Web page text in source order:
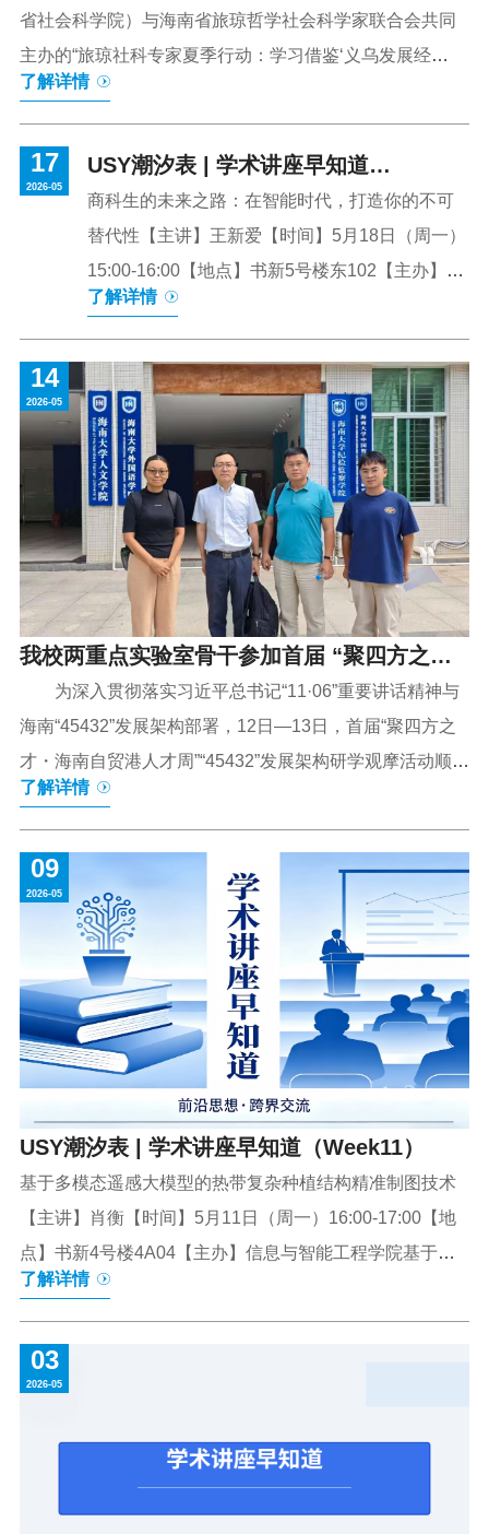
省社会科学院）与海南省旅琼哲学社会科学家联合会共同
主办的“旅琼社科专家夏季行动：学习借鉴‘义乌发展经
验’座谈会”在海口举行。中共海南省委宣传部副部长张振
明，中国（海南）改革发展研究院院长迟福林出席会议，
省社科联党组书记、主席，省社科院院长詹兴文主持会
议。我校社科学者刘溢海、包雅钧在会议上发言，彰显了
我校社科学者立足海南、研究海南、服务海南的责任担
当，为自贸港建设提供坚实智力支撑。 会议深入学习
贯彻习近平总书记关于把“义乌发展经验”进一步总结好、运
用好，以及推动哲学社会科学事业高质量发展的重要指示
精神。与会旅琼社科专家围绕七个研讨专题开展研讨：深...
了解详情
17
2026-05
USY潮汐表 | 学术讲座早知道
（Week12）
商科生的未来之路：在智能时代，打造你的不可
替代性【主讲】王新爱【时间】5月18日（周一）
15:00-16:00【地点】书新5号楼东102【主办】商
学院海南自贸港高质量发展的制度供给体系研究
【主讲】王彦玲【时间】5月18日（周一）15:40-
16:30【地点】马克思主义学院会议室【主办】马
克思主义学院我国“三支柱”养老体系探析【主讲】
陈广华【时间】5月18日（周一）16:00-
17:00【地点】社科楼103【主办】商学院海南农
村普惠保险的成效与路径【主讲】汪海飞【时
间】5月18日（周一）17:00-18:00【地点】社科
楼103【主办】商学院未来网络新图景——智能体
互联网【主讲】吴刚【时间】5月18日（周一）
14:00-15:30【地点】书新4号楼西307【主办】信
息与智能工程学...
了解详情
14
2026-05
我校两重点实验室骨干参加首届 “聚四方之
才・海南自贸港人才周”“45432” 发展架构研学
观摩活动
为深入贯彻落实习近平总书记“11·06”重要讲话精神与
海南“45432”发展架构部署，12日—13日，首届“聚四方之
才・海南自贸港人才周”“45432”发展架构研学观摩活动顺利
举办。活动以实地观摩、调研学习、座谈研讨相结合的形
式进行，我校金融创新与多资产智能交易重点实验室和生
态环境大数据与数智化治理重点实验室的王欣、骆娟、程
都和陈彦军等四位老师参加观摩活动，同与会代表围绕平
台建设、学科交叉、人才引育、前沿领域布局等交流互
鉴。 观摩团先后走进海南大学热带海洋工程材料及评
价全国重点实验室、自由贸易港治理创新与智慧监管重点
实验室、协同创新中心应用场景集成展厅，详细了解科研
设施、研究方向、产学研转化及“五向”图强、“四...
了解详情
09
2026-05
USY潮汐表 | 学术讲座早知道（Week11）
基于多模态遥感大模型的热带复杂种植结构精准制图技术
【主讲】肖衡【时间】5月11日（周一）16:00-17:00【地
点】书新4号楼4A04【主办】信息与智能工程学院基于
eDNA与人工智能的生物多样性智慧监测【主讲】刘月兰
【时间】5月12日（周二）10:00-11:00【地点】书新3号楼
东305【主办】信息与智能工程学院干细胞在临床治疗中的
应用【主讲】李艳【时间】5月12日（周二）19:00-
色歌曲的歌唱处理与舞台表演【主讲】臧海萍【时间】5月
了解详情
03
2026-05